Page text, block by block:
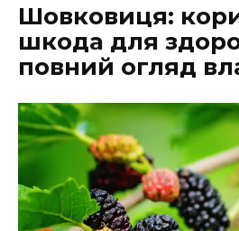
Шовковиця:
шкода для
повний огляд